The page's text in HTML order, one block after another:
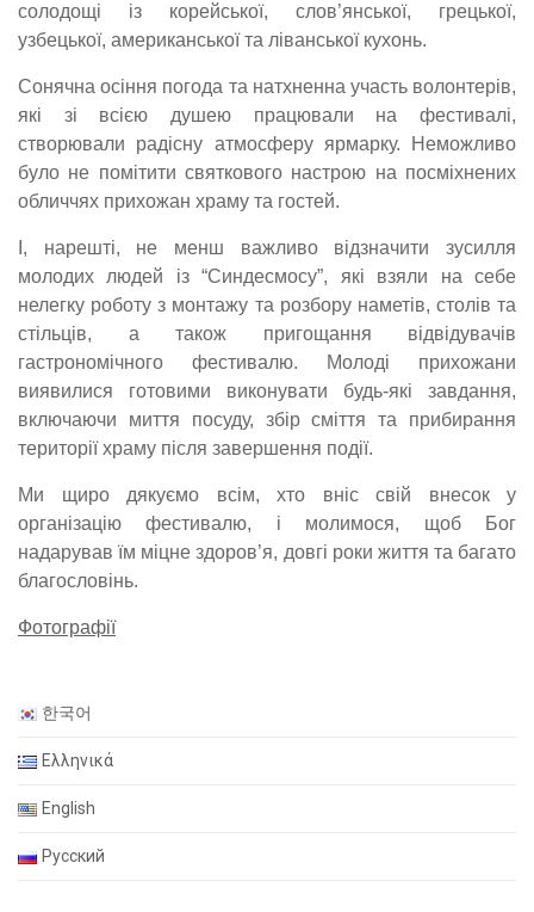
солодощі із корейської, слов’янської, грецької,
узбецької, американської та ліванської кухонь.
Сонячна осіння погода та натхненна участь волонтерів,
які зі всією душею працювали на фестивалі,
створювали радісну атмосферу ярмарку. Неможливо
було не помітити святкового настрою на посміхнених
обличчях прихожан храму та гостей.
І, нарешті, не менш важливо відзначити зусилля
молодих людей із “Синдесмосу”, які взяли на себе
нелегку роботу з монтажу та розбору наметів, столів та
стільців, а також пригощання відвідувачів
гастрономічного фестивалю. Молоді прихожани
виявилися готовими виконувати будь-які завдання,
включаючи миття посуду, збір сміття та прибирання
території храму після завершення події.
Ми щиро дякуємо всім, хто вніс свій внесок у
організацію фестивалю, і молимося, щоб Бог
надарував їм міцне здоров’я, довгі роки життя та багато
благословінь.
Фотографії
한국어
Ελληνικά
English
Русский